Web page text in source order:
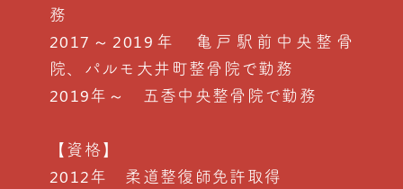
務
2017～2019年 亀戸駅前中央整骨
院、パルモ大井町整骨院で勤務
2019年～ 五香中央整骨院で勤務
【資格】
2012年 柔道整復師免許取得